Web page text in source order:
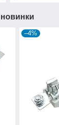
новинки
–4%